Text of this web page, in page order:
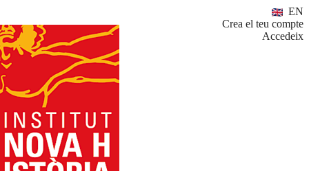
EN
Crea el teu compte
Accedeix